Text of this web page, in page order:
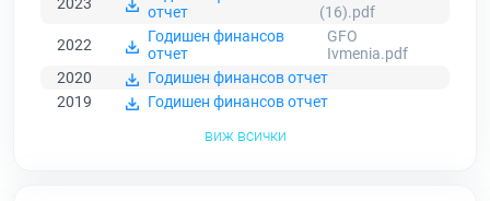
2023
отчет
(16).pdf
2022
Годишен финансов
отчет
GFO
Ivmenia.pdf
2020
Годишен финансов отчет
2019
Годишен финансов отчет
виж всички